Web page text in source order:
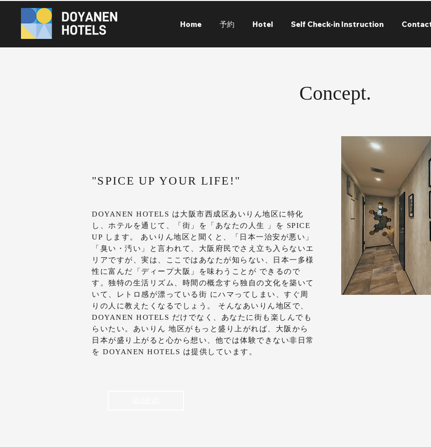
Home 予約 Hotel Self Check-in Instruction
Concept.
"SPICE UP YOUR LIFE!"
DOYANEN HOTELS は大阪市西成区あいりん地区に特化
し、ホテルを通じて、「街」を「あなたの人生 」を SPICE
UP します。 あいりん地区と聞くと、「日本一治安が悪い」
「臭い・汚い」と言われて、大阪府民でさえ立ち入らないエ
リアですが、実は、ここではあなたが知らない、日本一多様
性に富んだ「ディープ大阪」を味わうことが できるので
す。独特の生活リズム、時間の概念すら独自の文化を築いて
いて、レトロ感が漂っている街 にハマってしまい、すぐ周
りの人に教えたくなるでしょう。 そんなあいりん地区で、
DOYANEN HOTELS だけでなく、あなたに街も楽しんでも
らいたい。あいりん 地区がもっと盛り上がれば、大阪から
日本が盛り上がると心から想い、他では体験できない非日常
を DOYANEN HOTELS は提供しています。